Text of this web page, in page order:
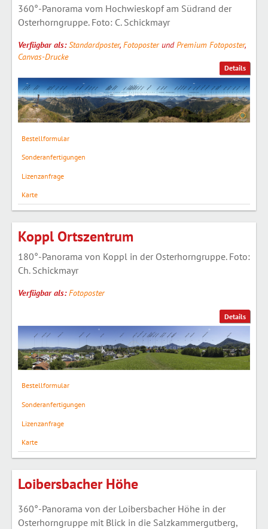
Details
360°-Panorama vom Hochwieskopf am Südrand der
Osterhorngruppe. Foto: C. Schickmayr
Verfügbar als:Standardposter, FotoposterundPremium Fotoposter,
Canvas-Drucke
Bestellformular
Sonderanfertigungen
Lizenzanfrage
Karte
Details
Koppl Ortszentrum
180°-Panorama von Koppl in der Osterhorngruppe. Foto:
Ch. Schickmayr
Verfügbar als:Fotoposter
Bestellformular
Sonderanfertigungen
Lizenzanfrage
Karte
Loibersbacher Höhe
360°-Panorama von der Loibersbacher Höhe in der
Osterhorngruppe mit Blick in die Salzkammergutberg,